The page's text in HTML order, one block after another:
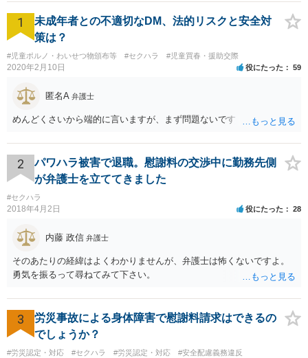
1
未成年者との不適切なDM、法的リスクと安全対
策は？
#児童ポルノ・わいせつ物頒布等 #セクハラ #児童買春・援助交際
2020年2月10日 役にたった 59
匿名A 弁護士
めんどくさいから端的に言いますが、まず問題ないです
2
パワハラ被害で退職。慰謝料の交渉中に勤務先側
が弁護士を立ててきました
#セクハラ
2018年4月2日 役にたった 28
内藤 政信 弁護士
そのあたりの経緯はよくわかりませんが、弁護士は怖くないですよ。
勇気を振るって尋ねてみて下さい。
3
労災事故による身体障害で慰謝料請求はできるの
でしょうか？
#労災認定・対応 #セクハラ #労災認定・対応
#安全配慮義務違反